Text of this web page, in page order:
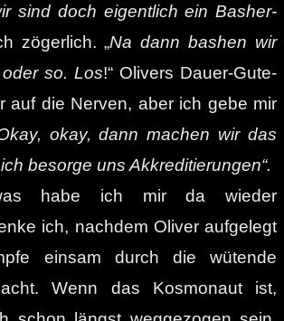
sind doch eigentlich ein Basher-
zögerlich. „Na dann bashen wir
so. Los!“ Olivers Dauer-Gute-
auf die Nerven, aber ich gebe mir
okay, dann machen wir das
besorge uns Akkreditierungen“.
habe ich mir da wieder
ich, nachdem Oliver aufgelegt
einsam durch die wütende
Wenn das Kosmonaut ist,